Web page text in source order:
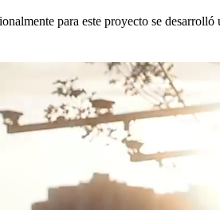
para este proyecto se desarrolló